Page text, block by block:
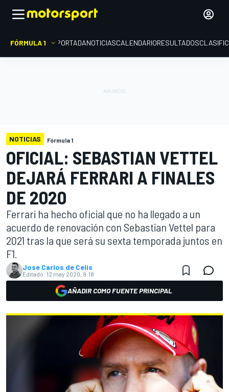
FÓRMULA 1 PORTADANOTICIASCALENDARIORESULTADOS
NOTICIAS Fórmula 1
OFICIAL: SEBASTIAN VETTEL
DEJARÁ FERRARI A FINALES
DE 2020
Ferrari ha hecho oficial que no ha llegado a un
acuerdo de renovación con Sebastian Vettel para
2021 tras la que será su sexta temporada juntos en
F1.
Jose Carlos de Celis
Editado: 12 may 2020, 9:18
AÑADIR COMO FUENTE PRINCIPAL